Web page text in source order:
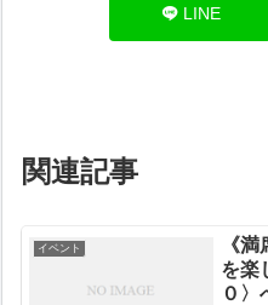
LINE
関連記事
イベント
《
を楽
０〉